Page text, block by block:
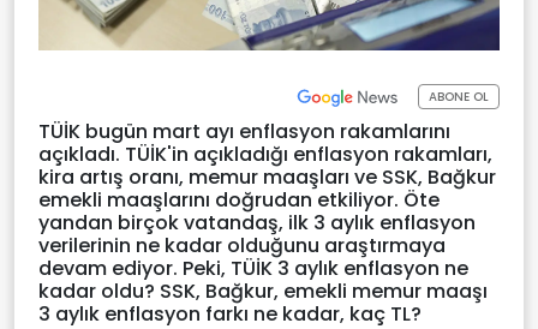
ABONE OL
TÜİK bugün mart ayı enflasyon rakamlarını
açıkladı. TÜİK'in açıkladığı enflasyon rakamları,
kira artış oranı, memur maaşları ve SSK, Bağkur
emekli maaşlarını doğrudan etkiliyor. Öte
yandan birçok vatandaş, ilk 3 aylık enflasyon
verilerinin ne kadar olduğunu araştırmaya
devam ediyor. Peki, TÜİK 3 aylık enflasyon ne
kadar oldu? SSK, Bağkur, emekli memur maaşı
3 aylık enflasyon farkı ne kadar, kaç TL?